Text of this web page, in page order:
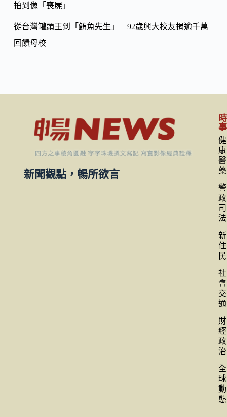
拍到像「喪屍」
從台灣罐頭王到「鮪魚先生」 92歲興大校友捐逾千萬
回饋母校
新聞觀點，暢所欲言
時
事
健
康
醫
藥
警
政
司
法
新
住
民
社
會
交
通
財
經
政
治
全
球
動
態